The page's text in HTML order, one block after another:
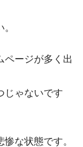
ページが多く出
じゃないです
な状態です。